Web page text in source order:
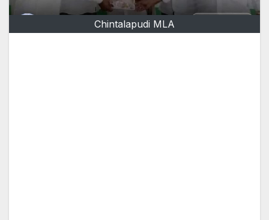
Chintalapudi MLA